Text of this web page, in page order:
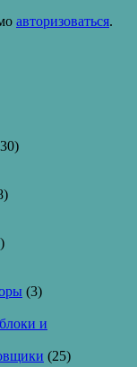
авторизоваться.
(3)
и
(25)